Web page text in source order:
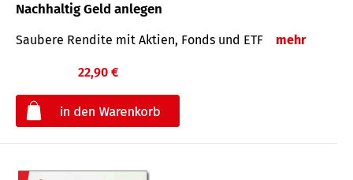
Nachhaltig Geld anlegen
Saubere Rendite mit Aktien, Fonds und ETF mehr
22,90 €